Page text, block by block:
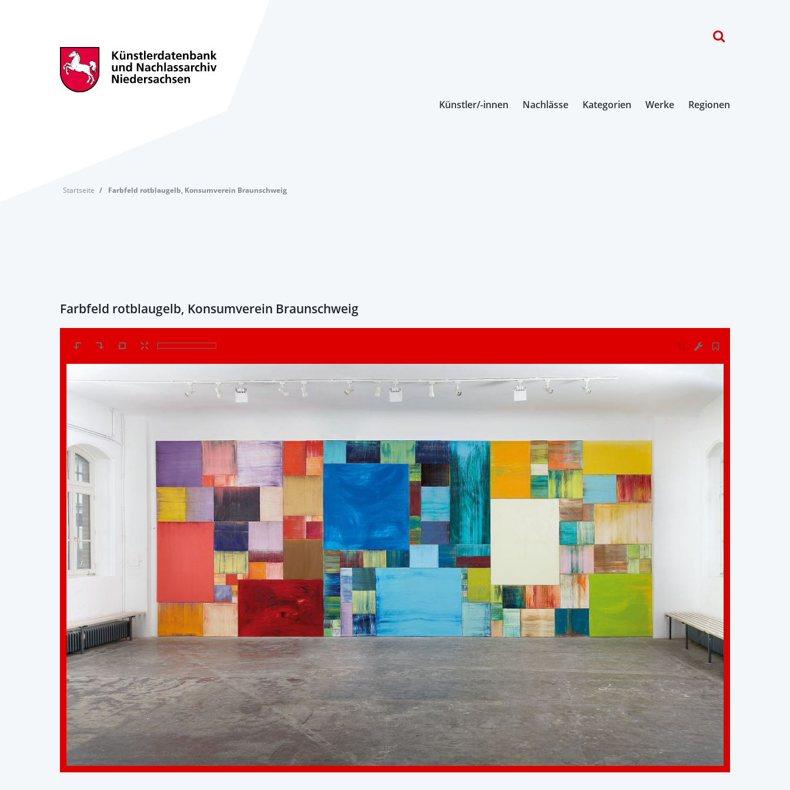
Künstler/-innen Nachlässe Kategorien Werke Regionen
Startseite Farbfeld rotblaugelb, Konsumverein Braunschweig
Farbfeld rotblaugelb, Konsumverein Braunschweig